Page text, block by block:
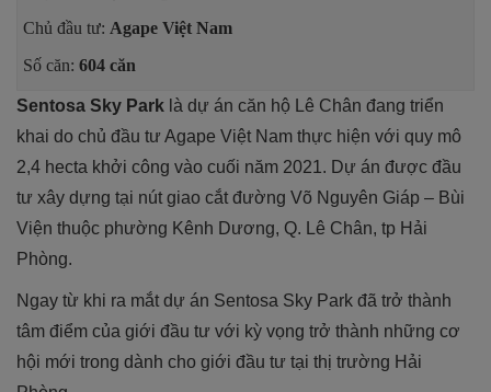
Chủ đầu tư: Agape Việt Nam
Số căn: 604 căn
Sentosa Sky Park là dự án căn hộ Lê Chân đang triển
khai do chủ đầu tư Agape Việt Nam thực hiện với quy mô
2,4 hecta khởi công vào cuối năm 2021. Dự án được đầu
tư xây dựng tại nút giao cắt đường Võ Nguyên Giáp – Bùi
Viện thuộc phường Kênh Dương, Q. Lê Chân, tp Hải
Phòng.
Ngay từ khi ra mắt dự án Sentosa Sky Park đã trở thành
tâm điểm của giới đầu tư với kỳ vọng trở thành những cơ
hội mới trong dành cho giới đầu tư tại thị trường Hải